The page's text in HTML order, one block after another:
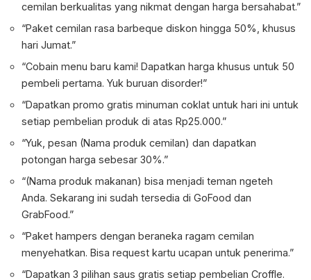
cemilan berkualitas yang nikmat dengan harga bersahabat.”
“Paket cemilan rasa barbeque diskon hingga 50%, khusus
hari Jumat.”
“Cobain menu baru kami! Dapatkan harga khusus untuk 50
pembeli pertama. Yuk buruan disorder!”
“Dapatkan promo gratis minuman coklat untuk hari ini untuk
setiap pembelian produk di atas Rp25.000.”
“Yuk, pesan (Nama produk cemilan) dan dapatkan
potongan harga sebesar 30%.”
“(Nama produk makanan) bisa menjadi teman ngeteh
Anda. Sekarang ini sudah tersedia di GoFood dan
GrabFood.”
“Paket hampers dengan beraneka ragam cemilan
menyehatkan. Bisa request kartu ucapan untuk penerima.”
“Dapatkan 3 pilihan saus gratis setiap pembelian Croffle.